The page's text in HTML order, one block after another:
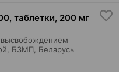
таблетки, 200 мг
БЗМП , Беларусь